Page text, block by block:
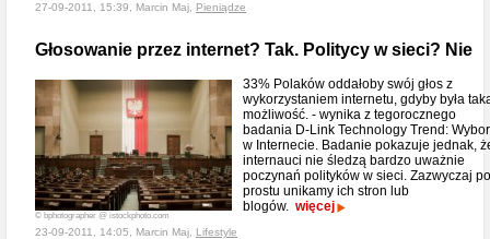
27-09-2011, 15:39, Marcin Maj, Pieniądze
Głosowanie przez internet? Tak. Politycy w sieci? Nie
© bphotographer @ istockphoto.com
33% Polaków oddałoby swój głos z
wykorzystaniem internetu, gdyby była
możliwość. - wynika z tegorocznego
badania D-Link Technology Trend:
w Internecie. Badanie pokazuje jednak,
internauci nie śledzą bardzo uważnie
poczynań polityków w sieci. Zazwyczaj po
prostu unikamy ich stron lub
blogów. więcej
23-09-2011, 14:05, Marcin Maj, Lifestyle